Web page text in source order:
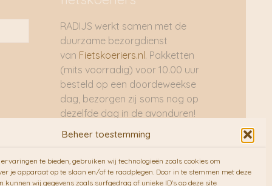
Beheer toestemming
te bieden, gebruiken wij technologieën zoals cookies om
je apparaat op te slaan en/of te raadplegen. Door in te stemmen met deze
kunnen wij gegevens zoals surfgedrag of unieke ID's op deze site
RADIJS werkt samen met de
duurzame bezorgdienst
van Fietskoeriers.nl . Pakketten
(mits voorradig) voor 10.00 uur
besteld op een doordeweekse
dag, bezorgen zij soms nog op
dezelfde dag in de avonduren!
Brievenbuspakjes de volgende
dag. En waar mogelijk ook echt
op de fiets!!